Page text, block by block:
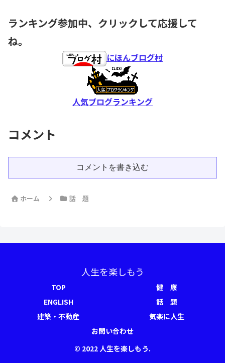
ランキング参加中、クリックして応援して
ね。
にほんブログ村
人気ブログランキング
コメント
コメントを書き込む
ホーム 話 題
人生を楽しもう
TOP
健 康
ENGLISH
話 題
建築・不動産
気楽に人生
お問い合わせ
© 2022 人生を楽しもう.